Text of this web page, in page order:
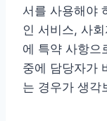
서를 사용해야
인 서비스, 사
에 특약 사항으
중에 담당자가
는 경우가 생각